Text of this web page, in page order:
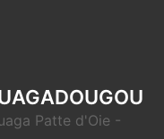
Patte d'Oie -